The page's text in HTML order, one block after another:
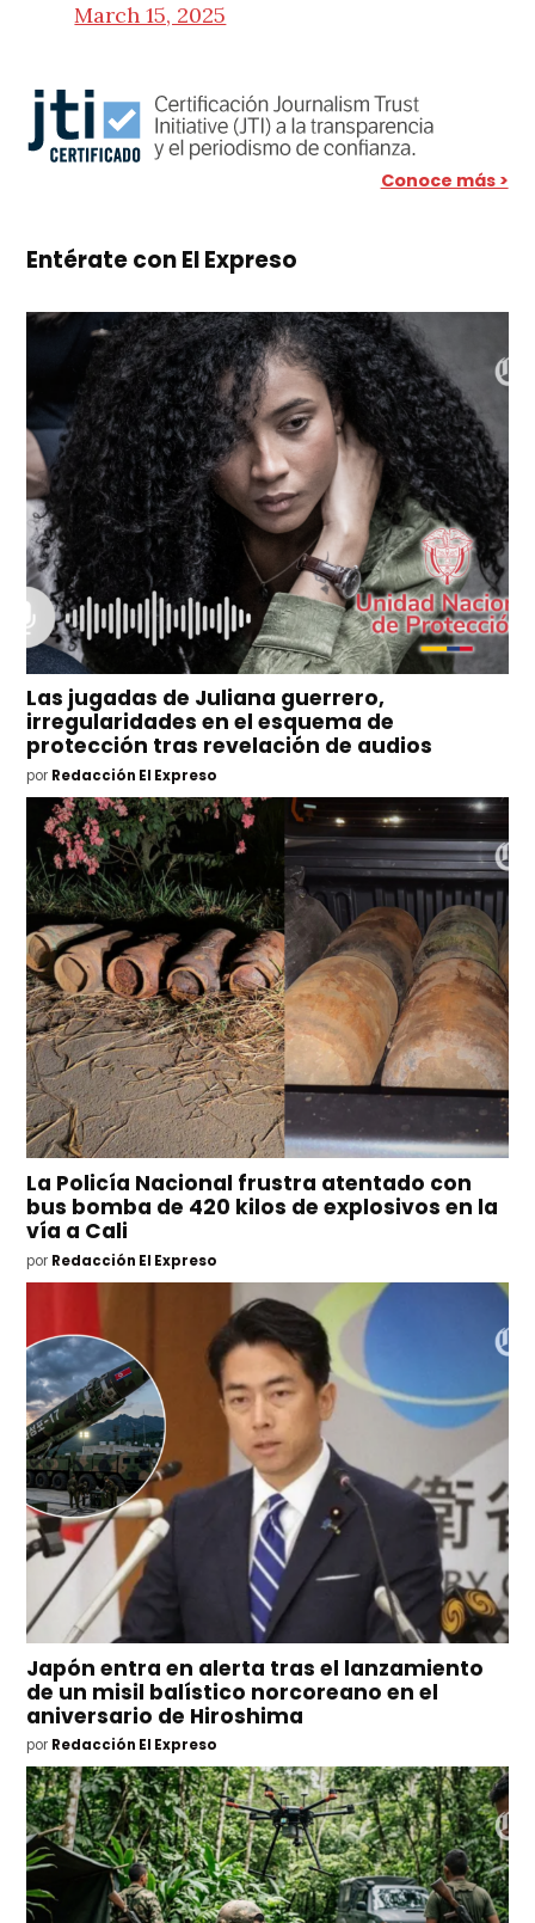
March 15, 2025
Conoce más >
Entérate con El Expreso
Las jugadas de Juliana guerrero,
irregularidades en el esquema de
protección tras revelación de audios
por Redacción El Expreso
La Policía Nacional frustra atentado con
bus bomba de 420 kilos de explosivos en la
vía a Cali
por Redacción El Expreso
Japón entra en alerta tras el lanzamiento
de un misil balístico norcoreano en el
aniversario de Hiroshima
por Redacción El Expreso